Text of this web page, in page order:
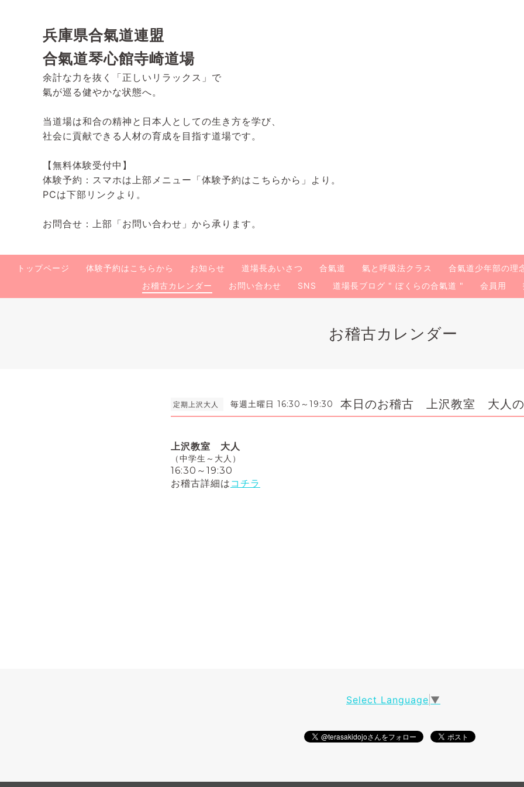
兵庫県合氣道連盟
合氣道琴心館寺崎道場
余計な力を抜く「正しいリラックス」で
氣が巡る健やかな状態へ。
当道場は和合の精神と日本人としての生き方を学び、
社会に貢献できる人材の育成を目指す道場です。
【無料体験受付中】
体験予約：スマホは上部メニュー「体験予約はこちらから」より。
PCは下部リンクより。
お問合せ：上部「お問い合わせ」から承ります。
トップページ 体験予約はこちらから お知らせ 道場長あいさつ 合氣道 氣と呼吸法クラス 合氣道少年部の理
お稽古カレンダー
お問い合わせ SNS 道場長ブログ " ぼくらの合氣道 " 会員用
お稽古カレンダー
定期上沢大人 毎週土曜日 16:30～19:30 本日のお稽古 上沢教室 大人
上沢教室 大人
（中学生～大人）
16:30～19:30
お稽古詳細は コチラ
Select Language ▼